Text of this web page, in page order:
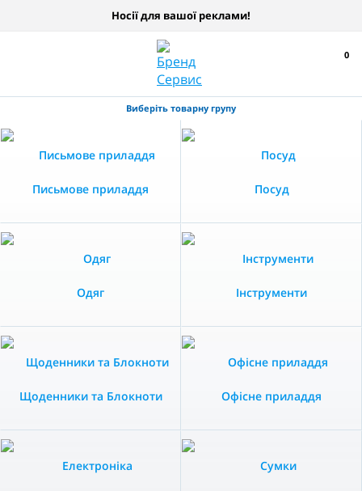
Носії для вашої реклами!
0
Виберіть товарну групу
Письмове приладдя Посуд
Одяг Інструменти
Щоденники та Блокноти Офісне приладдя